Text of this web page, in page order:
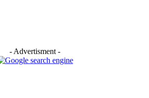
- Advertisment -